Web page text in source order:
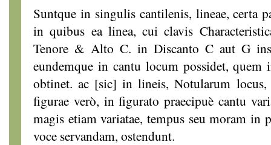
Suntque in singulis cantilenis, lineae, certa
in quibus ea linea, cui clavis
Tenore & Alto C. in Discanto C aut G
eundemque in cantu locum possidet, quem
obtinet. ac [sic] in lineis, Notularum
figurae verò, in figurato praecipuè cantu
magis etiam variatae, tempus seu moram in
voce servandam, ostendunt.